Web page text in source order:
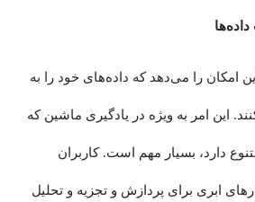
امکان را می‌دهد که داده‌های خود را به
این امر به ویژه در یادگیری ماشین که
دارد، بسیار مهم است. کاربران
ابری برای پردازش و تجزیه و تحلیل